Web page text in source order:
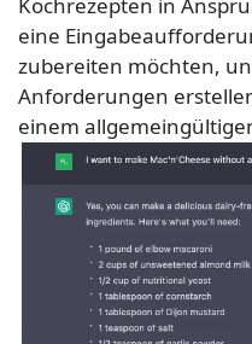
eine
zubereiten möchten,
Anforderungen
einem